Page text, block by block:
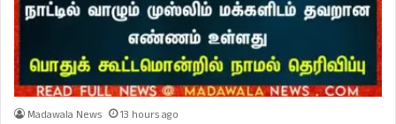
Madawala News 13 hours ago